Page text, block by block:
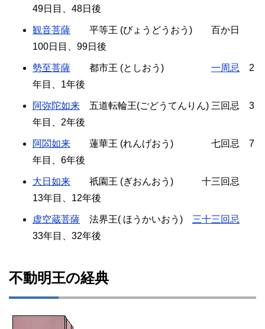
49日目、48日後
観音菩薩 平等王 (びょうどうおう) 百か日
100日目、99日後
勢至菩薩 都市王 (としおう) 一周忌 2
年目、1年後
阿弥陀如来 五道転輪王(ごどうてんりん) 三回忌 3
年目、2年後
阿閦如来 蓮華王 (れんげおう) 七回忌 7
年目、6年後
大日如来 祇園王 (ぎおんおう) 十三回忌
13年目、12年後
虚空蔵菩薩 法界王( ほうかいおう) 三十三回忌
33年目、32年後
不動明王の経典